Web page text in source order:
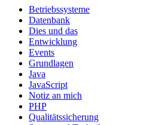
Betriebssysteme
Datenbank
Dies und das
Entwicklung
Events
Grundlagen
Java
JavaScript
Notiz an mich
PHP
Qualitätssicherung